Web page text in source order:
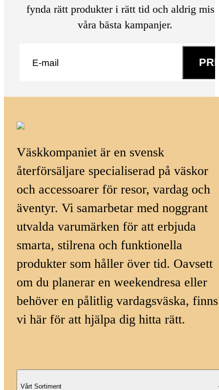
fynda rätt produkter i rätt tid och aldrig
våra bästa kampanjer.
Väskkompaniet är en svensk
återförsäljare specialiserad på väskor
och accessoarer för resor, vardag och
äventyr. Vi samarbetar med noggrant
utvalda varumärken för att erbjuda
smarta, stilrena och funktionella
produkter som håller över tid. Oavsett
om du planerar en weekendresa eller
behöver en pålitlig vardagsväska, finns
vi här för att hjälpa dig hitta rätt.
Vårt Sortiment